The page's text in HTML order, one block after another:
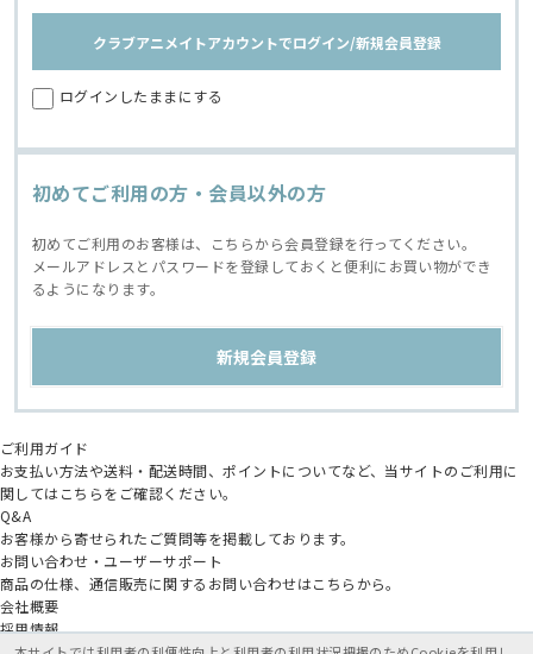
クラブアニメイトアカウントでログイン/新規会員登録
ログインしたままにする
初めてご利用の方・会員以外の方
初めてご利用のお客様は、こちらから会員登録を行ってください。
メールアドレスとパスワードを登録しておくと便利にお買い物ができ
るようになります。
ご利用ガイド
お支払い方法や送料・配送時間、ポイントについてなど、当サイトのご利用に
関してはこちらをご確認ください。
Q&A
お客様から寄せられたご質問等を掲載しております。
お問い合わせ・ユーザーサポート
商品の仕様、通信販売に関するお問い合わせはこちらから。
会社概要
採用情報